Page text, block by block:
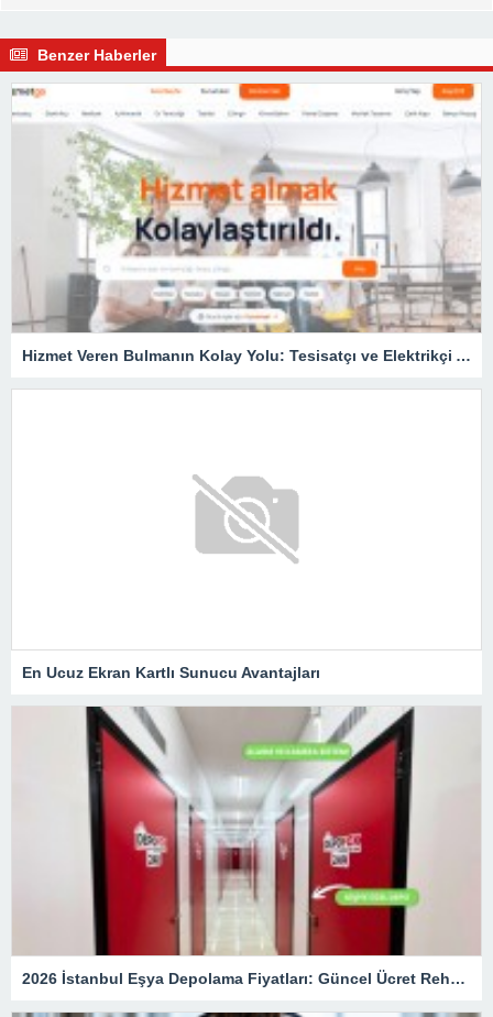
Benzer Haberler
Hizmet Veren Bulmanın Kolay Yolu: Tesisatçı ve Elektrikçi Ararken Nelere Dikkat Edilmeli?
En Ucuz Ekran Kartlı Sunucu Avantajları
2026 İstanbul Eşya Depolama Fiyatları: Güncel Ücret Rehberi